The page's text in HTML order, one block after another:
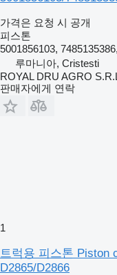
가격은 요청 시 공개
피스톤
5001856103,
루마니아, Cristesti
ROYAL DRU AGRO
판매자에게 연락
1
트럭용 피스톤 Piston
D2865/D2866